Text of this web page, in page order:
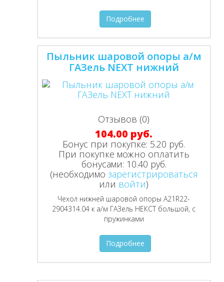
Подробнее
Пыльник шаровой опоры а/м
ГАЗель NEXT нижний
Отзывов (0)
104.00 руб.
Бонус при покупке: 5.20 руб.
При покупке можно оплатить
бонусами: 10.40 руб.
(необходимо зарегистрироваться
или войти)
Чехол нижней шаровой опоры А21R22-
2904314.04 к а/м ГАЗель НЕКСТ большой, с
пружинками
Подробнее